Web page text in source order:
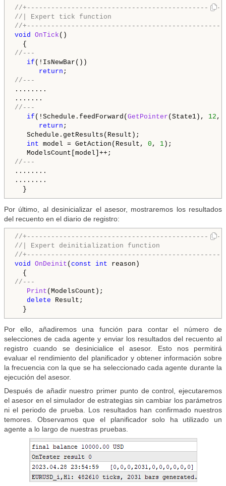
//
//| Expert tick function
//
void OnTick ()
//---
if (!IsNewBar())
return
//---
........
//---
if (!Schedule.feedForward( GetPointer (State1), 12 ,
return ;
Schedule.getResults(Result);
int model = GetAction(Result, 0 , 1 );
//---
........
........
Por último, al desinicializar el asesor, mostraremos los resultados
del recuento en el diario de registro:
//
//| Expert deinitialization function
//
void OnDeinit ( const int reason)
//---
Print (ModelsCount);
delete Result;
Por ello, añadiremos una función para contar el número de
selecciones de cada agente y enviar los resultados del recuento al
registro cuando se desinicialice el asesor. Esto nos permitirá
evaluar el rendimiento del planificador y obtener información sobre
la frecuencia con la que se ha seleccionado cada agente durante la
ejecución del asesor.
Después de añadir nuestro primer punto de control, ejecutaremos
el asesor en el simulador de estrategias sin cambiar los parámetros
ni el periodo de prueba. Los resultados han confirmado nuestros
temores. Observamos que el planificador solo ha utilizado un
agente a lo largo de nuestras pruebas.